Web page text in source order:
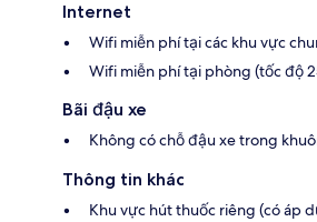
Internet
Wifi miễn phí tại các khu vực
Wifi miễn phí tại phòng (tốc độ
Bãi đậu xe
Không có chỗ đậu xe trong
Thông tin khác
Khu vực hút thuốc riêng (có áp